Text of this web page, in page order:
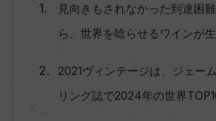
見向きもされなかった到達困
ら、世界を唸らせるワインが
2021ヴィンテージは、ジェー
リング誌で2024年の世界